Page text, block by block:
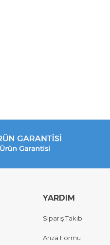
YARDIM
Sipariş Takibi
Arıza Formu